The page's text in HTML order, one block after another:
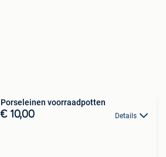
Porseleinen voorraadpotten
€ 10,00 Details